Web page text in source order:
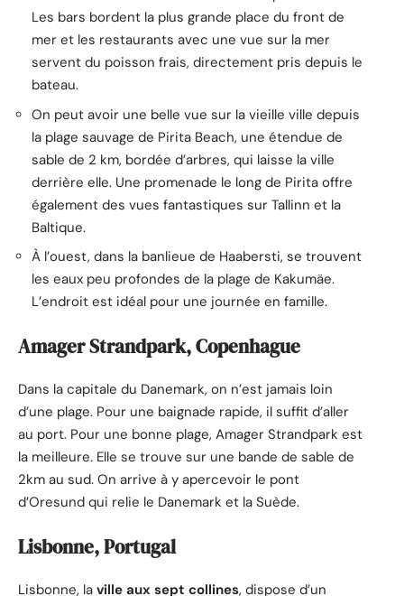
Les bars bordent la plus grande place du front de
mer et les restaurants avec une vue sur la mer
servent du poisson frais, directement pris depuis le
bateau.
On peut avoir une belle vue sur la vieille ville depuis
la plage sauvage de Pirita Beach, une étendue de
sable de 2 km, bordée d’arbres, qui laisse la ville
derrière elle. Une promenade le long de Pirita offre
également des vues fantastiques sur Tallinn et la
Baltique.
À l’ouest, dans la banlieue de Haabersti, se trouvent
les eaux peu profondes de la plage de Kakumäe.
L’endroit est idéal pour une journée en famille.
Amager Strandpark, Copenhague
Dans la capitale du Danemark, on n’est jamais loin
d’une plage. Pour une baignade rapide, il suffit d’aller
au port. Pour une bonne plage, Amager Strandpark est
la meilleure. Elle se trouve sur une bande de sable de
2km au sud. On arrive à y apercevoir le pont
d’Oresund qui relie le Danemark et la Suède.
Lisbonne, Portugal
Lisbonne, la ville aux sept collines, dispose d’un